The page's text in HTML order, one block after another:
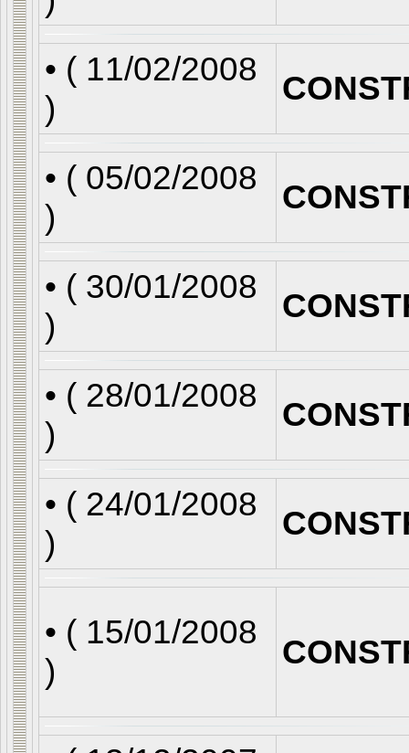
• ( 11/02/2008
)
• ( 05/02/2008
)
• ( 30/01/2008
)
• ( 28/01/2008
)
• ( 24/01/2008
)
• ( 15/01/2008
)